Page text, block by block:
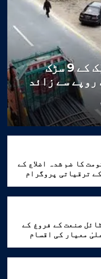
بلوچستان میں سی پیک کے 9 سڑک
پر 163 ارب روپے سے زائد
کا ضم شدہ اضلاع کے
کے ترقیاتی پروگرام
صنعت کے فروغ کے
کپاس کی 14 اعلیٰ معیار کی اقسام